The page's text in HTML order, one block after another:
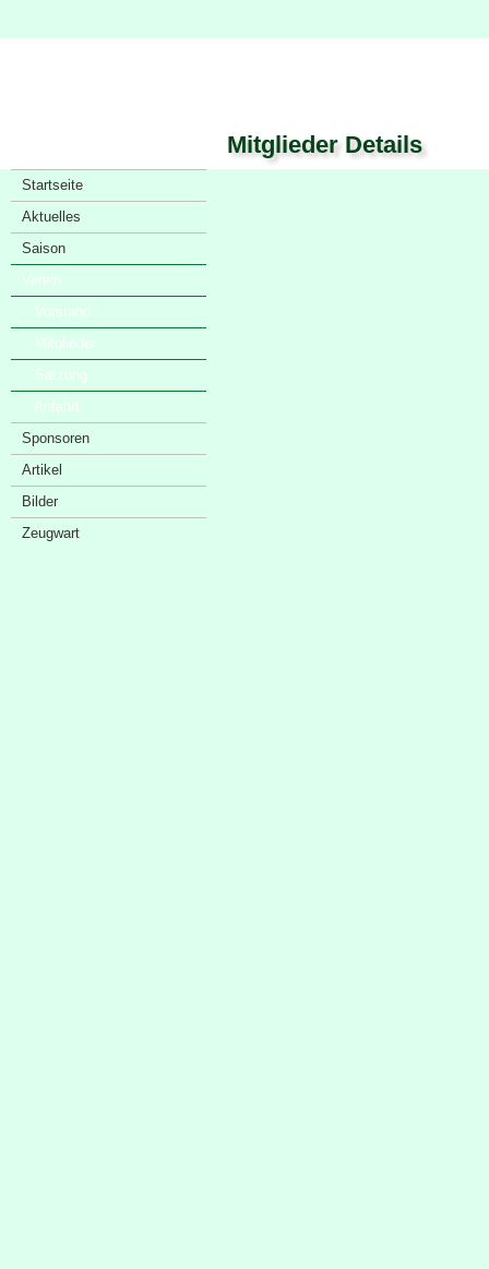
Mitglieder Details
Startseite
Aktuelles
Saison
Verein
· Vorstand
· Mitglieder
· Satzung
· Anfahrt
Sponsoren
Artikel
Bilder
Zeugwart